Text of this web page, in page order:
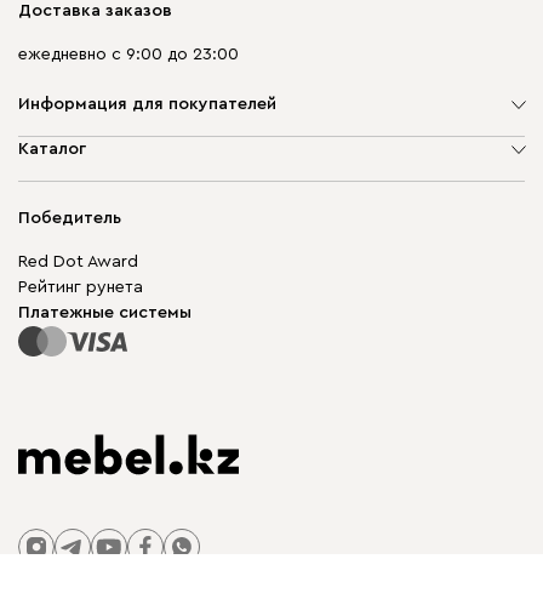
Доставка заказов
ежедневно с 9:00 до 23:00
Информация для покупателей
О компании
Гарантия
Для бизнеса
Карта сайта
Каталог
Корпусная мебель
Модульная мебель
Столы и стулья
Победитель
Red Dot Award
Рейтинг рунета
Платежные системы